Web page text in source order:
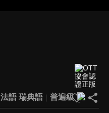
法語 瑞典語 普遍級